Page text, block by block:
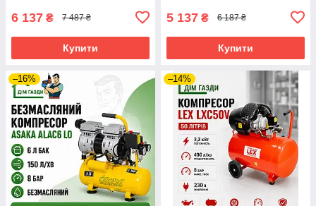
6 137 ₴ 7 487 ₴
Купити
5 137 ₴ 6 187 ₴
Купити
–16% –14%